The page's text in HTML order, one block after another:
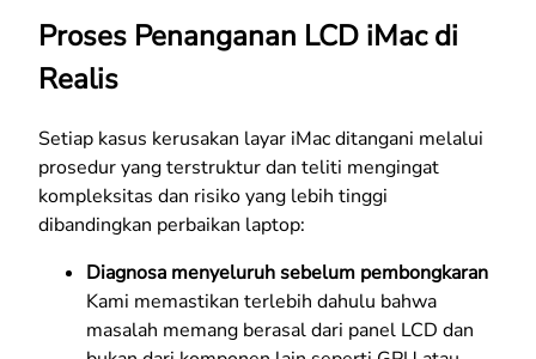
Proses Penanganan LCD iMac di
Realis
Setiap kasus kerusakan layar iMac ditangani melalui
prosedur yang terstruktur dan teliti mengingat
kompleksitas dan risiko yang lebih tinggi
dibandingkan perbaikan laptop:
Diagnosa menyeluruh sebelum pembongkaran
Kami memastikan terlebih dahulu bahwa
masalah memang berasal dari panel LCD dan